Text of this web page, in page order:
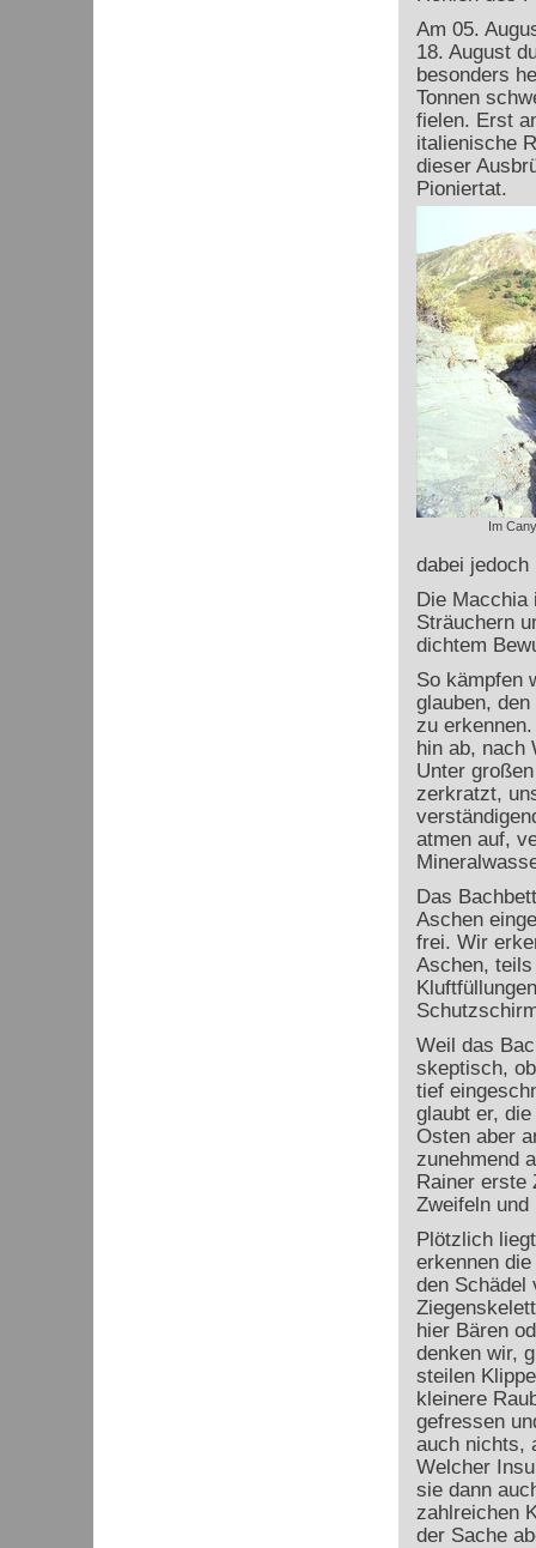
Am 05.
18. August
besonders
Tonnen
fielen. Erst
italienische
dieser
Pioniertat.
Im
dabei
Die Macchia
Sträuchern
dichtem
So kämpfen
glauben,
zu
hin ab, nach
Unter
zerkratzt,
atmen auf,
Das
Aschen
frei. Wir
Aschen,
Weil das
skeptisch,
tief
glaubt er,
Osten aber
zunehmend
Rainer erste
Zweifeln
Plötzlich
erkennen
den Schädel
hier Bären
denken wir,
steilen
kleinere
gefressen
auch nichts,
Welcher
sie dann
zahlreichen
der Sache